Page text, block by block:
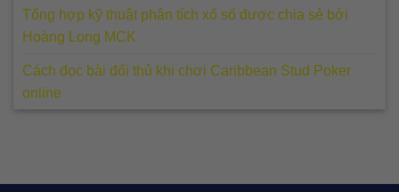
Tổng hợp kỹ thuật phân tích xổ số được chia sẻ bởi
Hoàng Long MCK
Cách đọc bài đối thủ khi chơi Caribbean Stud Poker
online